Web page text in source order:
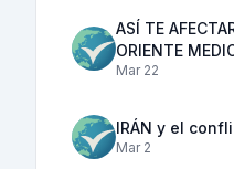
ASÍ TE
ORIENTE
Mar 22
IRÁN y el
Mar 2